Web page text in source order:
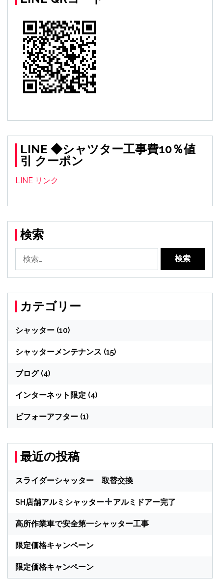
LINE ◆シャツター工事費10％値
引 クーポン
LINE リンク
検索
カテゴリー
シャッター (10)
シャッターメンテナンス (15)
ブログ(4)
インターネット限定 (4)
ビフォーアフター (1)
最近の投稿
スライダーシャッター 取替交換
SH店舗アルミシャッター アルミドアー完了
高所作業車で安全第一シャッター工事
限定価格キャンペーン
限定価格キャンペーン